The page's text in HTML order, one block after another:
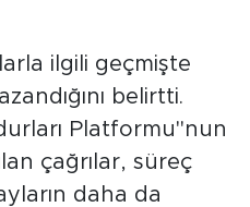
ilgili geçmişte
belirtti.
Platformu"nun
çağrılar, süreç
daha da